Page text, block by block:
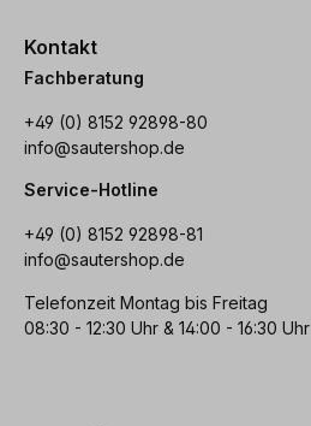
Kontakt
Fachberatung
+49 (0) 8152 92898-80
info@sautershop.de
Service-Hotline
+49 (0) 8152 92898-81
info@sautershop.de
Telefonzeit Montag bis Freitag
08:30 - 12:30 Uhr & 14:00 - 16:30 Uhr